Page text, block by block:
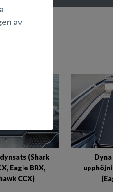
(Shark
Eagle BRX,
CCX)
av